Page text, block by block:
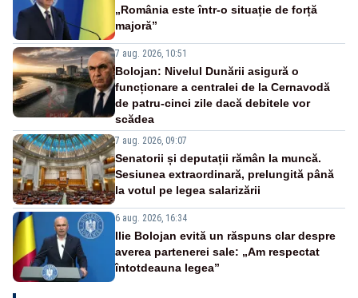
„România este într-o situație de forță
majoră”
7 aug. 2026, 10:51
Bolojan: Nivelul Dunării asigură o
funcționare a centralei de la Cernavodă
de patru-cinci zile dacă debitele vor
scădea
7 aug. 2026, 09:07
Senatorii și deputații rămân la muncă.
Sesiunea extraordinară, prelungită până
la votul pe legea salarizării
6 aug. 2026, 16:34
Ilie Bolojan evită un răspuns clar despre
averea partenerei sale: „Am respectat
întotdeauna legea”